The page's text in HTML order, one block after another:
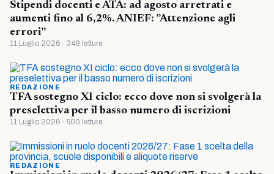
Stipendi docenti e ATA: ad agosto arretrati e
aumenti fino al 6,2%. ANIEF: ”Attenzione agli
errori”
11 Luglio 2026 · 348 letture
REDAZIONE
TFA sostegno XI ciclo: ecco dove non si svolgerà la
preselettiva per il basso numero di iscrizioni
11 Luglio 2026 · 500 letture
REDAZIONE